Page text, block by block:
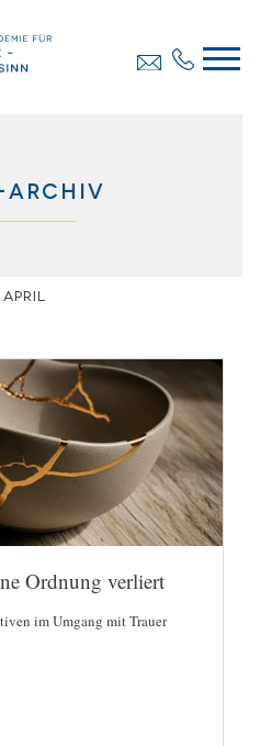
Archiv
April
Ordnung verliert
im Umgang mit Trauer